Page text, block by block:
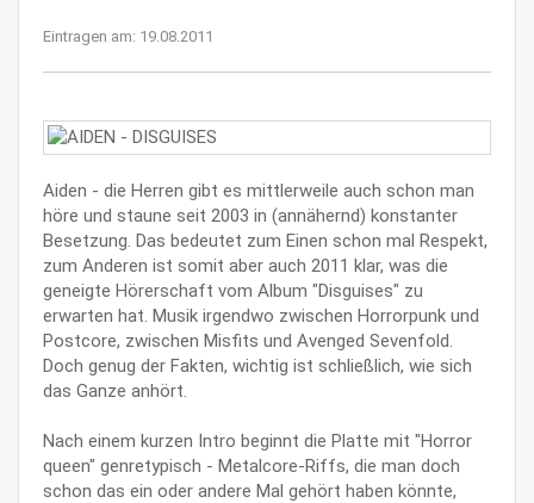
Eintragen am: 19.08.2011
Aiden - die Herren gibt es mittlerweile auch schon man
höre und staune seit 2003 in (annähernd) konstanter
Besetzung. Das bedeutet zum Einen schon mal Respekt,
zum Anderen ist somit aber auch 2011 klar, was die
geneigte Hörerschaft vom Album "Disguises" zu
erwarten hat. Musik irgendwo zwischen Horrorpunk und
Postcore, zwischen Misfits und Avenged Sevenfold.
Doch genug der Fakten, wichtig ist schließlich, wie sich
das Ganze anhört.
Nach einem kurzen Intro beginnt die Platte mit "Horror
queen" genretypisch - Metalcore-Riffs, die man doch
schon das ein oder andere Mal gehört haben könnte,